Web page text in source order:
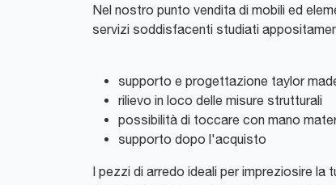
Nel nostro punto vendita di mobili ed
servizi soddisfacenti studiati
supporto e progettazione taylor
rilievo in loco delle misure strutturali
possibilità di toccare con mano
supporto dopo l'acquisto
I pezzi di arredo ideali per impreziosire